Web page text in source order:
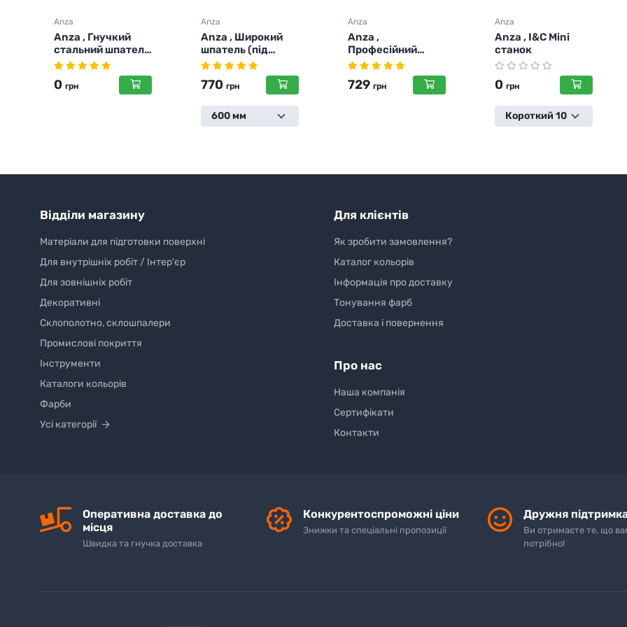
Anza
Anza , Широкий
шпатель (під
замовлення)
770
Anza
Anza ,
Професійний
шліфувальний
інструмент на
липучці
729 грн
Anza
Anza , I&C Mini
станок
0 грн
Anza
Anza , I&C Maxi
Stick станок ,
18см
0 грн
Відділи магазину
Матеріали для підготовки поверхні
Для внутрішніх робіт / Інтер'єр
Для зовнішніх робіт
Декоративні
Склополотно, склошпалери
Промислові покриття
Інструменти
Каталоги кольорів
Фарби
Усі категорії
Для клієнтів
Як зробити замовлення?
Каталог кольорів
Інформація про доставку
Тонування фарб
Доставка і повернення
Про нас
Наша компанія
Сертифікати
Контакти
Оперативна доставка до
місця
Швидка та гнучка доставка
Конкурентоспроможні ціни
Знижки та спеціальні пропозиції
Дружня підтримка
Ви отримаєте те, що
потрібно!